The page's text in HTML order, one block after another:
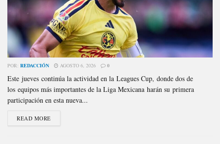
POR: REDACCIÓN AGOSTO 6, 2026 0
Este jueves continúa la actividad en la Leagues Cup, donde dos de
los equipos más importantes de la Liga Mexicana harán su primera
participación en esta nueva...
READ MORE